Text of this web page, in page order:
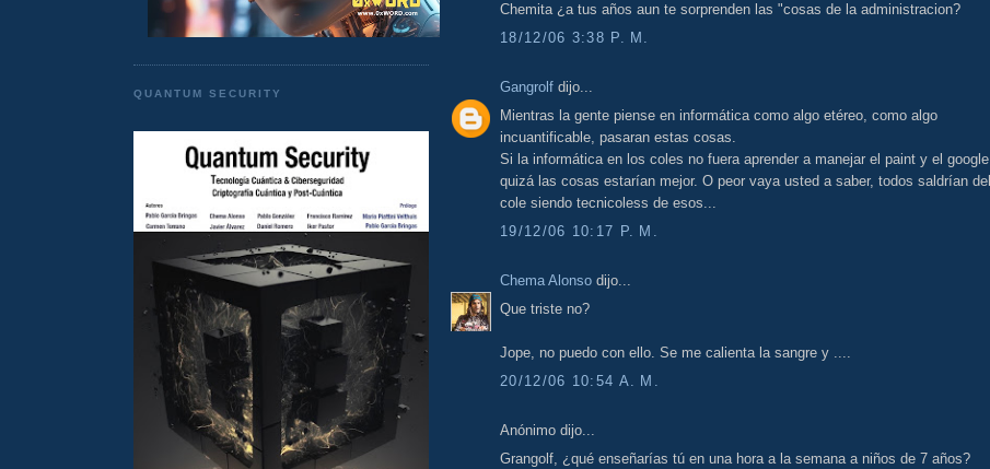
QUANTUM SECURITY
Chemita ¿a tus años aun te sorprenden las "cosas de la administracion?
18/12/06 3:38 P. M.
Gangrolf dijo...
Mientras la gente piense en informática como algo etéreo, como algo
incuantificable, pasaran estas cosas.
Si la informática en los coles no fuera aprender a manejar el paint y el google
quizá las cosas estarían mejor. O peor vaya usted a saber, todos saldrían del
cole siendo tecnicoless de esos...
19/12/06 10:17 P. M.
Chema Alonso dijo...
Que triste no?
Jope, no puedo con ello. Se me calienta la sangre y ....
20/12/06 10:54 A. M.
Anónimo dijo...
Grangolf, ¿qué enseñarías tú en una hora a la semana a niños de 7 años?